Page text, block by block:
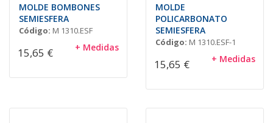
MOLDE BOMBONES
SEMIESFERA
Código: M 1310.ESF
15,65 € + Medidas
MOLDE
POLICARBONATO
SEMIESFERA
Código: M 1310.ESF-1
15,65 € + Medidas